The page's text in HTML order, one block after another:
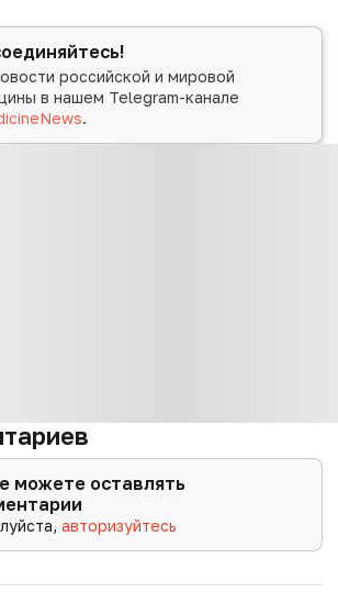
российской и мировой
в нашем Telegram-канале
.
можете оставлять
авторизуйтесь